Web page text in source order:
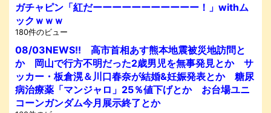
ガチャピン「紅だーーーーーーーーーーー！」withム
ックｗｗｗ
180件のビュー
08/03NEWS!! 高市首相あす熊本地震被災地訪問と
か 岡山で行方不明だった2歳男児を無事発見とか サ
ッカー・板倉滉＆川口春奈が結婚&妊娠発表とか 糖尿
病治療薬「マンジャロ」25％値下げとか お台場ユニ
コーンガンダム今月展示終了とか